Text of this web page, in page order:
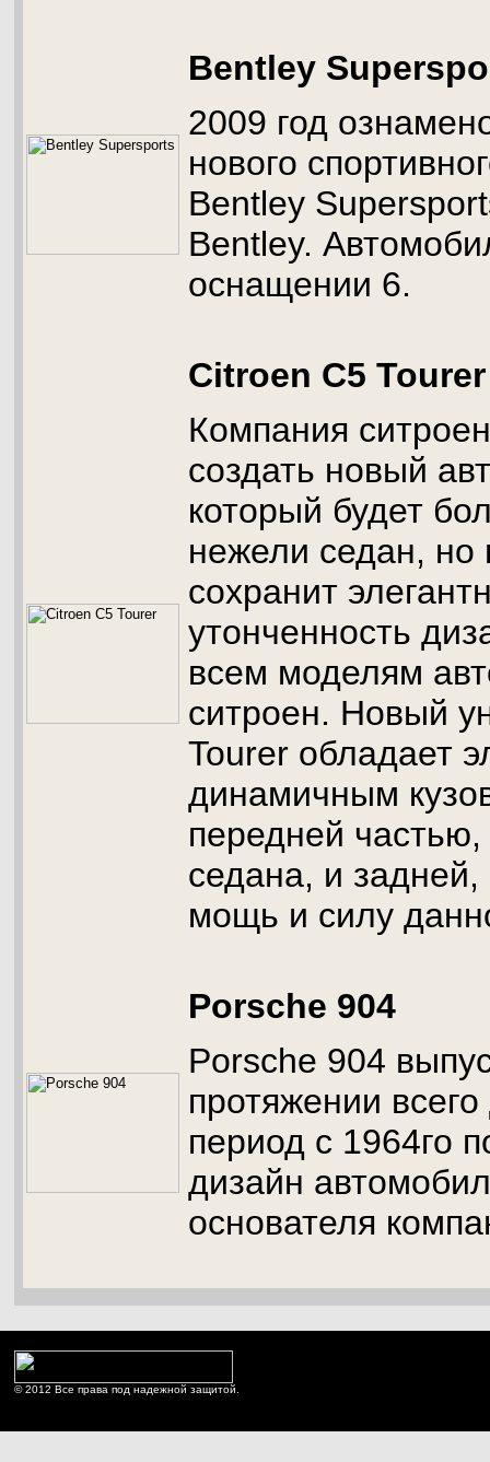
Bentley
2009 год
нового
Bentley
Bentley.
оснащении 6.
Citroen C5 Tourer
Компания
создать новый
который будет
нежели седан, но
сохранит
утонченность
всем моделям
ситроен. Новый
Tourer обладает
динамичным
передней
седана, и
мощь и силу
Porsche 904
Porsche 904
протяжении
период с 1964го
дизайн
основателя
© 2012 Все права под надежной защитой.